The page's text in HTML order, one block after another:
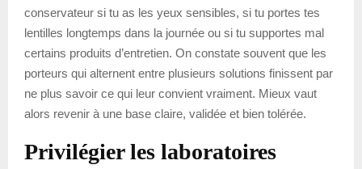
conservateur si tu as les yeux sensibles, si tu portes tes
lentilles longtemps dans la journée ou si tu supportes mal
certains produits d’entretien. On constate souvent que les
porteurs qui alternent entre plusieurs solutions finissent par
ne plus savoir ce qui leur convient vraiment. Mieux vaut
alors revenir à une base claire, validée et bien tolérée.
Privilégier les laboratoires